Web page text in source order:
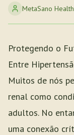
MetaSano
Protegendo o
Entre
Muitos de nós
renal como
adultos. No
uma conexão